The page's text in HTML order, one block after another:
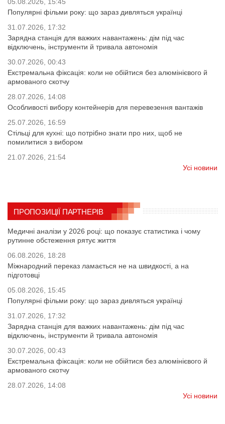
Популярні фільми року: що зараз дивляться українці
31.07.2026, 17:32
Зарядна станція для важких навантажень: дім під час
відключень, інструменти й тривала автономія
30.07.2026, 00:43
Екстремальна фіксація: коли не обійтися без алюмінієвого й
армованого скотчу
28.07.2026, 14:08
Особливості вибору контейнерів для перевезення вантажів
25.07.2026, 16:59
Стільці для кухні: що потрібно знати про них, щоб не
помилитися з вибором
21.07.2026, 21:54
Усі новини
ПРОПОЗИЦІЇ ПАРТНЕРІВ
Медичні аналізи у 2026 році: що показує статистика і чому
рутинне обстеження рятує життя
06.08.2026, 18:28
Міжнародний переказ ламається не на швидкості, а на
підготовці
05.08.2026, 15:45
Популярні фільми року: що зараз дивляться українці
31.07.2026, 17:32
Зарядна станція для важких навантажень: дім під час
відключень, інструменти й тривала автономія
30.07.2026, 00:43
Екстремальна фіксація: коли не обійтися без алюмінієвого й
армованого скотчу
28.07.2026, 14:08
Усі новини